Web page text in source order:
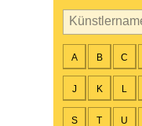
A B C
J K L
S T U